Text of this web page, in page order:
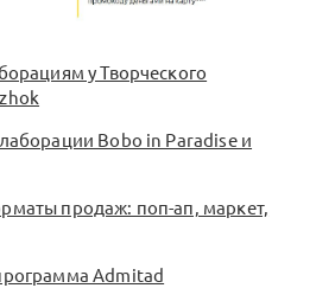
у Творческого
Bobo in Paradise и
продаж: поп-ап, маркет,
Admitad